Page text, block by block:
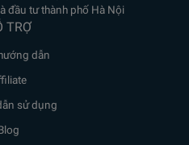
đầu tư thành phố Hà Nội
TRỢ
dẫn
sử dụng